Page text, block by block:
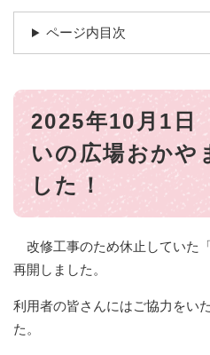
ページ内目次
2025年10月1日
いの広場おかや
した！
改修工事のため休止していた
再開しました。
利用者の皆さんにはご協力をい
た。